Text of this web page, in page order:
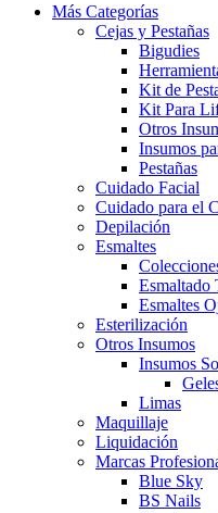
Más Categorías
Cejas y Pestañas
Bigudies
Kit de
Kit Para
Otros
Insumos
Pestañas
Cuidado Facial
Cuidado para el
Depilación
Esmaltes
Esmaltado
Esmaltes
Esterilización
Otros Insumos
Insumos
Limas
Maquillaje
Liquidación
Marcas
Blue Sky
BS Nails